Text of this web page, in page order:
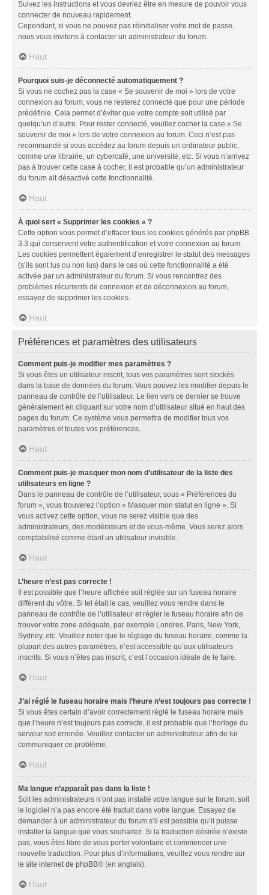
Suivez les instructions et vous devriez être en mesure de pouvoir vous
connecter de nouveau rapidement.
Cependant, si vous ne pouvez pas réinitialiser votre mot de passe,
nous vous invitons à contacter un administrateur du forum.
Haut
Pourquoi suis-je déconnecté automatiquement ?
Si vous ne cochez pas la case « Se souvenir de moi » lors de votre
connexion au forum, vous ne resterez connecté que pour une période
prédéfinie. Cela permet d’éviter que votre compte soit utilisé par
quelqu’un d’autre. Pour rester connecté, veuillez cocher la case « Se
souvenir de moi » lors de votre connexion au forum. Ceci n’est pas
recommandé si vous accédez au forum depuis un ordinateur public,
comme une librairie, un cybercafé, une université, etc. Si vous n’arrivez
pas à trouver cette case à cocher, il est probable qu’un administrateur
du forum ait désactivé cette fonctionnalité.
Haut
À quoi sert « Supprimer les cookies » ?
Cette option vous permet d’effacer tous les cookies générés par phpBB
3.3 qui conservent votre authentification et votre connexion au forum.
Les cookies permettent également d’enregistrer le statut des messages
(s’ils sont lus ou non lus) dans le cas où cette fonctionnalité a été
activée par un administrateur du forum. Si vous rencontrez des
problèmes récurrents de connexion et de déconnexion au forum,
essayez de supprimer les cookies.
Haut
Préférences et paramètres des utilisateurs
Comment puis-je modifier mes paramètres ?
Si vous êtes un utilisateur inscrit, tous vos paramètres sont stockés
dans la base de données du forum. Vous pouvez les modifier depuis le
panneau de contrôle de l’utilisateur. Le lien vers ce dernier se trouve
généralement en cliquant sur votre nom d’utilisateur situé en haut des
pages du forum. Ce système vous permettra de modifier tous vos
paramètres et toutes vos préférences.
Haut
Comment puis-je masquer mon nom d’utilisateur de la liste des
utilisateurs en ligne ?
Dans le panneau de contrôle de l’utilisateur, sous « Préférences du
forum », vous trouverez l’option « Masquer mon statut en ligne ». Si
vous activez cette option, vous ne serez visible que des
administrateurs, des modérateurs et de vous-même. Vous serez alors
comptabilisé comme étant un utilisateur invisible.
Haut
L’heure n’est pas correcte !
Il est possible que l’heure affichée soit réglée sur un fuseau horaire
différent du vôtre. Si tel était le cas, veuillez vous rendre dans le
panneau de contrôle de l’utilisateur et régler le fuseau horaire afin de
trouver votre zone adéquate, par exemple Londres, Paris, New York,
Sydney, etc. Veuillez noter que le réglage du fuseau horaire, comme la
plupart des autres paramètres, n’est accessible qu’aux utilisateurs
inscrits. Si vous n’êtes pas inscrit, c’est l’occasion idéale de le faire.
Haut
J’ai réglé le fuseau horaire mais l’heure n’est toujours pas correcte !
Si vous êtes certain d’avoir correctement réglé le fuseau horaire mais
que l’heure n’est toujours pas correcte, il est probable que l’horloge du
serveur soit erronée. Veuillez contacter un administrateur afin de lui
communiquer ce problème.
Haut
Ma langue n’apparaît pas dans la liste !
Soit les administrateurs n’ont pas installé votre langue sur le forum, soit
le logiciel n’a pas encore été traduit dans votre langue. Essayez de
demander à un administrateur du forum s’il est possible qu’il puisse
installer la langue que vous souhaitez. Si la traduction désirée n’existe
pas, vous êtes libre de vous porter volontaire et commencer une
nouvelle traduction. Pour plus d’informations, veuillez vous rendre sur
le site internet de phpBB® (en anglais).
Haut